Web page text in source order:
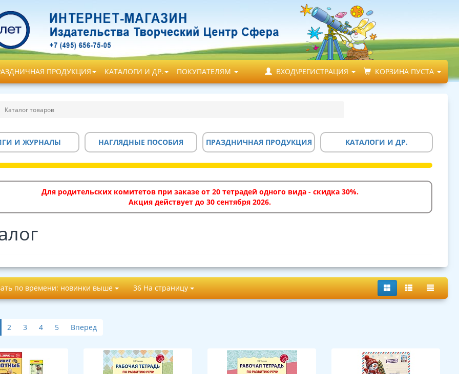
ПРОДУКЦИЯ КАТАЛОГИ И ДР. ПОКУПАТЕЛЯМ ВХОД\РЕГИСТРАЦИЯ КОРЗИНА ПУСТА
Каталог товаров
И ЖУРНАЛЫ НАГЛЯДНЫЕ ПОСОБИЯ ПРАЗДНИЧНАЯ ПРОДУКЦИЯ КАТАЛОГИ И ДР.
Для родительских комитетов при заказе от 20 тетрадей одного вида - скидка 30%.
Акция действует до 30 сентября 2026.
по времени: новинки выше 36 На страницу
2 3 4 5 Вперед